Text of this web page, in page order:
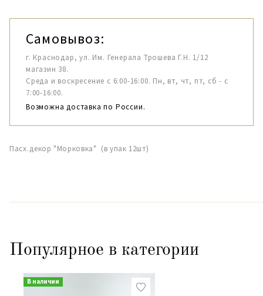
Самовывоз:
г. Краснодар, ул. Им. Генерала Трошева Г.Н. 1/12
магазин 38.
Среда и воскресение с 6:00-16:00. Пн, вт, чт, пт, сб - с
7:00-16:00.
Возможна доставка по России.
Пасх.декор "Морковка" (в упак 12шт)
Популярное в категории
В наличии